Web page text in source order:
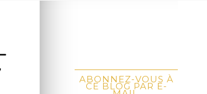
ABONNEZ-VOUS À
CE BLOG PAR E-